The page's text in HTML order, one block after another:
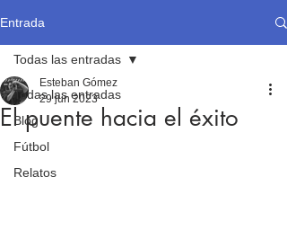
Entrada
Todas las entradas
Blog
Fútbol
Relatos
Todas las entradas
El puente hacia el éxito
Esteban Gómez
29 jun 2023